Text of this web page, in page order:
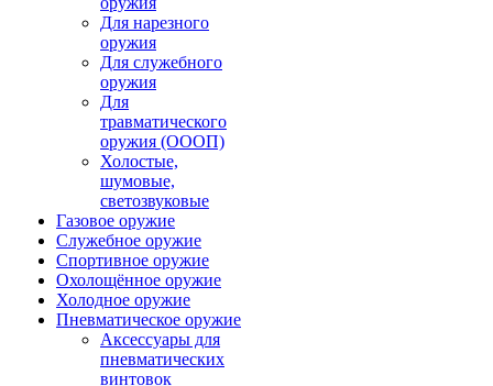
Для нарезного
оружия
Для служебного
оружия
Для
травматического
оружия (ОООП)
Холостые,
шумовые,
светозвуковые
Газовое оружие
Служебное оружие
Спортивное оружие
Охолощённое оружие
Холодное оружие
Пневматическое оружие
Аксессуары для
пневматических
винтовок